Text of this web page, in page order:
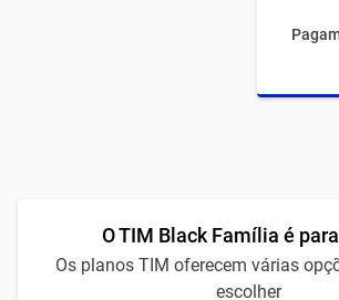
O TIM Black Família é
Os planos TIM oferecem várias
escolher